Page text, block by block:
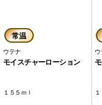
常温
ウテナ
モイスチャーローション
１５５ｍｌ
ウ
１